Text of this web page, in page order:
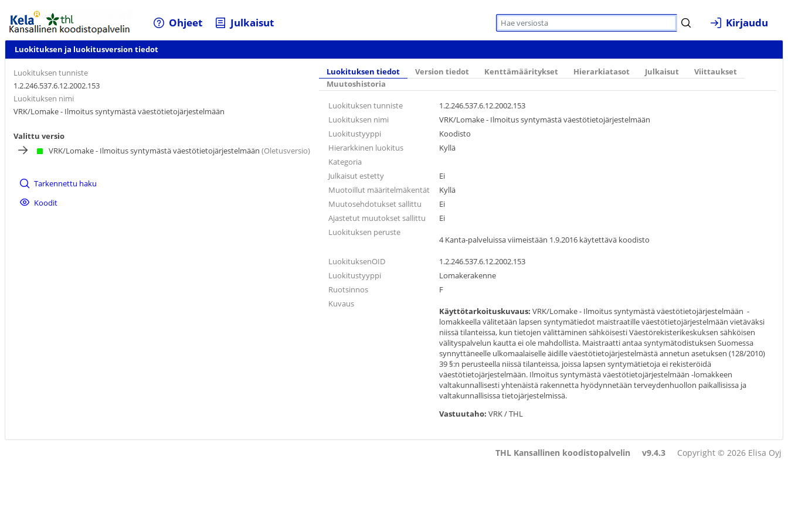
Ohjeet Julkaisut Kirjaudu
Luokituksen ja luokitusversion tiedot
Luokituksen tunniste
1.2.246.537.6.12.2002.153
Luokituksen nimi
VRK/Lomake - Ilmoitus syntymästä väestötietojärjestelmään
Valittu versio
VRK/Lomake - Ilmoitus syntymästä väestötietojärjestelmään (Oletusversio)
Tarkennettu haku
Koodit
Luokituksen tiedot Version tiedot Kenttämääritykset Hierarkiatasot Julkaisut
Viittaukset
Muutoshistoria
Luokituksen tunniste
1.2.246.537.6.12.2002.153
Luokituksen nimi
VRK/Lomake - Ilmoitus syntymästä väestötietojärjestelmään
Luokitustyyppi
Koodisto
Hierarkkinen luokitus
Kyllä
Kategoria
Julkaisut estetty
Ei
Muotoillut määritelmäkentät
Kyllä
Muutosehdotukset sallittu
Ei
Ajastetut muutokset sallittu
Ei
Luokituksen peruste
4 Kanta-palveluissa viimeistään 1.9.2016 käytettävä koodisto
LuokituksenOID
1.2.246.537.6.12.2002.153
Luokitustyyppi
Lomakerakenne
Ruotsinnos
F
Kuvaus
Käyttötarkoituskuvaus: VRK/Lomake - Ilmoitus syntymästä väestötietojärjestelmään -
lomakkeella välitetään lapsen syntymätiedot maistraatille väestötietojärjestelmään vietäväksi
niissä tilanteissa, kun tietojen välittäminen sähköisesti Väestörekisterikeskuksen sähköisen
välityspalvelun kautta ei ole mahdollista. Maistraatti antaa syntymätodistuksen Suomessa
synnyttäneelle ulkomaalaiselle äidille väestötietojärjestelmästä annetun asetuksen (128/2010)
39 §:n perusteella niissä tilanteissa, joissa lapsen syntymätietoja ei rekisteröidä
väestötietojärjestelmään. Ilmoitus syntymästä väestötietojärjestelmään -lomakkeen
valtakunnallisesti yhtenäistä rakennetta hyödynnetään terveydenhuollon paikallisissa ja
valtakunnallisissa tietojärjestelmissä.
Vastuutaho: VRK / THL
THL Kansallinen koodistopalvelin v9.4.3 Copyright © 2026 Elisa Oyj